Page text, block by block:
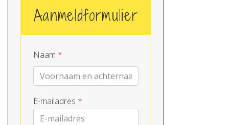
Aanmeldformulier
Naam *
E-mailadres *